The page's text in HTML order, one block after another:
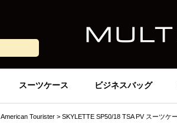
スーツケース ビジネスバッグ
Tourister SKYLETTE SP50/18 TSA PV スーツケ